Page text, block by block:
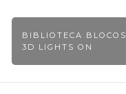
BIBLIOTECA BLOCOS
3D LIGHTS ON